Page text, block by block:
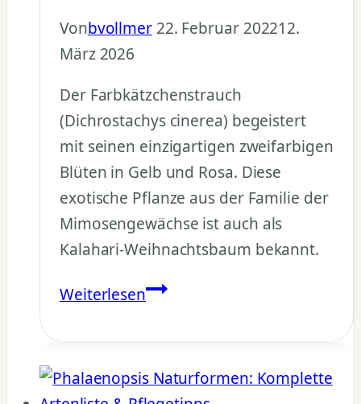
Vonbvollmer 22. Februar 202212.
März 2026
Der Farbkätzchenstrauch
(Dichrostachys cinerea) begeistert
mit seinen einzigartigen zweifarbigen
Blüten in Gelb und Rosa. Diese
exotische Pflanze aus der Familie der
Mimosengewächse ist auch als
Kalahari-Weihnachtsbaum bekannt.
WeiterlesenFarbkätzchenstrauch
–
Dichrostachys
cinerea